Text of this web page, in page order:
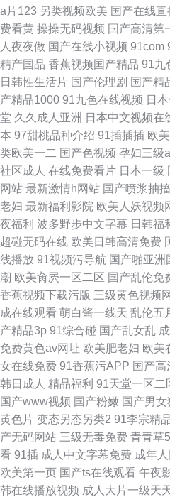
a片123 另类视频欧美 国产在线直
费看黄 操操无码视频 国产高清第
人夜夜做 国产在线小视频 91com
精产国品 香蕉视频国产精品 91九
日韩性生活片 国产伦理剧 国产精
产精品1000 91九色在线视频 日
堂 久久成人亚洲 日本中文视频在
本 97甜桃品种介绍 91插插插 欧
类欧美一二 国产色视频 孕妇三级
社区成人 在线免费看片 日本一级
网站 最新激情h网站 国产喷浆抽搐
老妇 最新福利影院 欧美人妖视频
夜福利 波多野步中文字幕 日韩福
超碰无码在线 欧美日韩高清免费
线播放 91视频污导航 国产啪亚洲
潮 欧美肏屄一区二区 国产乱伦免
香蕉视频下载污版 三级黄色视频
成在线观看 萌白酱一线天 乱伦五
产精品3p 91综合碰 国产乱女乱
免费黄色av网址 欧美肥老妇 欧美
女在线免费 91香蕉污APP 国产高
韩日成人 精品福利 91天堂一区二
国产www视频 国产粉嫩 国产男女
黄色片 变态另态另类2 91李宗精
产无码网站 三级无毒免费 青青草
看 91插 成人中文字幕免费 成年
欧美第一页 国产ts在线观看 午夜
韩在线播放视频 成人大片一级天